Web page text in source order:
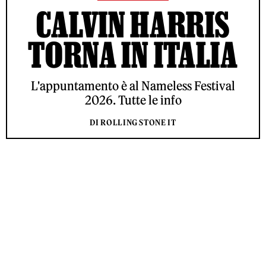
CALVIN HARRIS
TORNA IN ITALIA
L'appuntamento è al Nameless Festival
2026. Tutte le info
DI ROLLING STONE IT